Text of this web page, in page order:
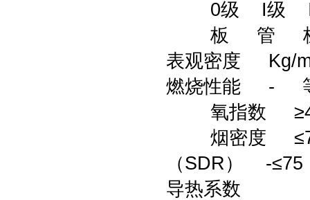
0级 I级 II
板 管
表观密度
燃烧性能 -
氧指数
烟密度 ≤70
（SDR） -≤75
导热系数